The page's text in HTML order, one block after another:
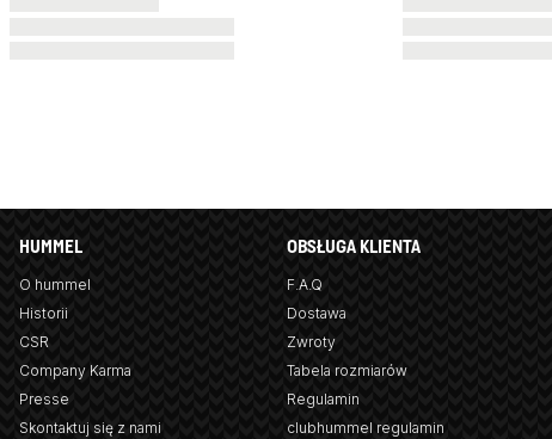
HUMMEL
O hummel
Historii
CSR
Company Karma
Presse
Skontaktuj się z nami
OBSŁUGA KLIENTA
F.A.Q
Dostawa
Zwroty
Tabela rozmiarów
Regulamin
clubhummel regulamin